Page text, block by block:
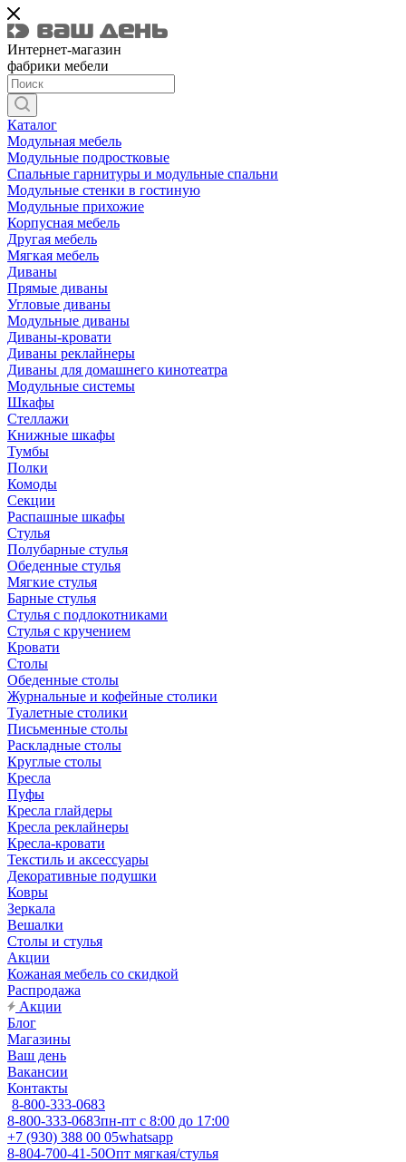
Интернет-магазин
фабрики мебели
Каталог
Модульная мебель
Модульные подростковые
Спальные гарнитуры и модульные спальни
Модульные стенки в гостиную
Модульные прихожие
Корпусная мебель
Другая мебель
Мягкая мебель
Диваны
Прямые диваны
Угловые диваны
Модульные диваны
Диваны-кровати
Диваны реклайнеры
Диваны для домашнего кинотеатра
Модульные системы
Шкафы
Стеллажи
Книжные шкафы
Тумбы
Полки
Комоды
Секции
Распашные шкафы
Стулья
Полубарные стулья
Обеденные стулья
Мягкие стулья
Барные стулья
Стулья с подлокотниками
Стулья с кручением
Кровати
Столы
Обеденные столы
Журнальные и кофейные столики
Туалетные столики
Письменные столы
Раскладные столы
Круглые столы
Кресла
Пуфы
Кресла глайдеры
Кресла реклайнеры
Кресла-кровати
Текстиль и аксессуары
Декоративные подушки
Ковры
Зеркала
Вешалки
Столы и стулья
Акции
Кожаная мебель со скидкой
Распродажа
Акции
Блог
Магазины
Ваш день
Вакансии
Контакты
8-800-333-0683
8-800-333-0683пн-пт с 8:00 до 17:00
+7 (930) 388 00 05whatsapp
8-804-700-41-50Опт мягкая/стулья